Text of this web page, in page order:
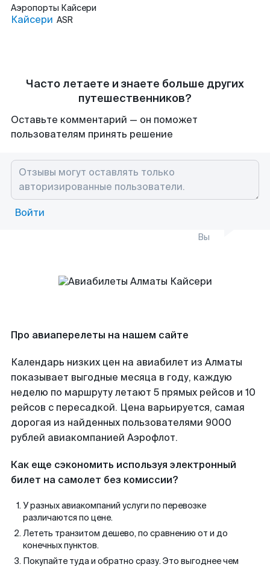
Аэропорты Кайсери
Кайсери ASR
Часто летаете и знаете больше других
путешественников?
Оставьте комментарий — он поможет
пользователям принять решение
Войти
Вы
Про авиаперелеты на нашем сайте
Календарь низких цен на авиабилет из Алматы
показывает выгодные месяца в году, каждую
неделю по маршруту летают 5 прямых рейсов и 10
рейсов с пересадкой. Цена варьируется, самая
дорогая из найденных пользователями 9000
рублей авиакомпанией Аэрофлот.
Как еще сэкономить используя электронный
билет на самолет без комиссии?
У разных авиакомпаний услуги по перевозке
различаются по цене.
Лететь транзитом дешево, по сравнению от и до
конечных пунктов.
Покупайте туда и обратно сразу. Это выгоднее чем